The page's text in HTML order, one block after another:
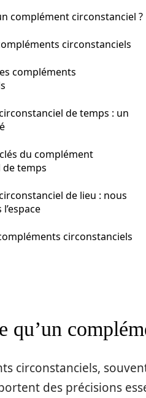
complément circonstanciel ?
circonstanciels
compléments
de temps : un
du complément
temps
de lieu : nous
circonstanciels
qu’un
circonstanciels,
des précisions